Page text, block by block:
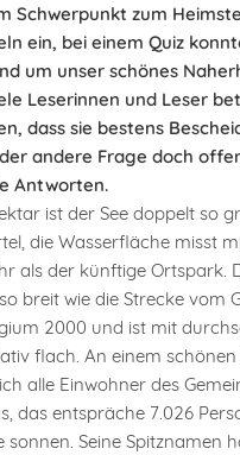
Schwerpunkt zum
ein, bei einem Quiz
um unser schönes
Leserinnen und Leser
dass sie bestens
andere Frage doch
Antworten.
ist der See doppelt so
die Wasserfläche misst
als der künftige Ortspark.
breit wie die Strecke vom
2000 und ist mit
flach. An einem
alle Einwohner des
das entspräche 7.026
sonnen. Seine Spitznamen